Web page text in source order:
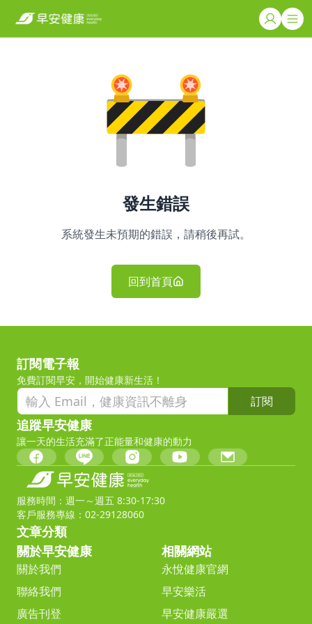
發生錯誤
系統發生未預期的錯誤，請稍後再試。
回到首頁
訂閱電子報
免費訂閱早安，開始健康新生活！
訂閱
追蹤早安健康
讓一天的生活充滿了正能量和健康的動力
服務時間：週一～週五 8:30-17:30
客戶服務專線：02-29128060
文章分類
關於早安健康
關於我們
聯絡我們
廣告刊登
相關網站
永悅健康官網
早安樂活
早安健康嚴選